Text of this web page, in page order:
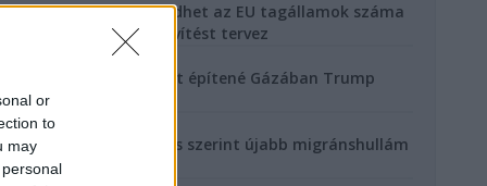
or
to
may
27-ről 29-re növekedhet az EU tagállamok száma
- Brüsszel páros bővítést tervez
Első katonai bázisát építené Gázában Trump
Béketanácsa
19 órával ezelőtt
A spanyol hírszerzés szerint újabb migránshullám
indulhat Ceuta felé